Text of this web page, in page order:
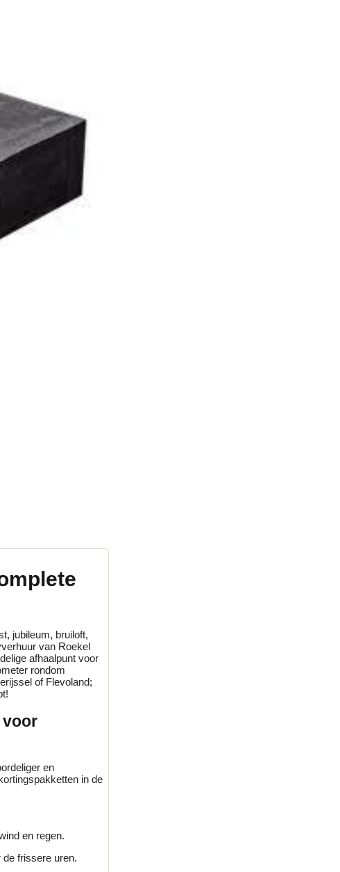
jubileum, bruiloft,
van Roekel
afhaalpunt voor
rondom
of Flevoland;
voor
en
in de
en regen.
frissere uren.